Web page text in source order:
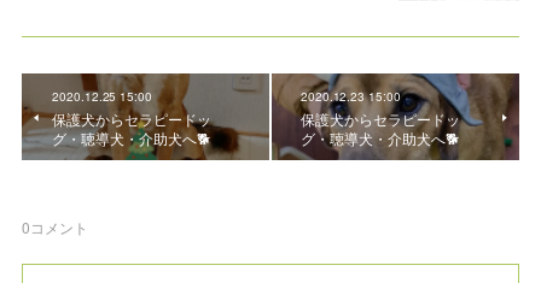
2020.12.25 15:00
保護犬からセラピードッ
グ・聴導犬・介助犬へ🐕
2020.12.23 15:00
保護犬からセラピードッ
グ・聴導犬・介助犬へ🐕
0コメント